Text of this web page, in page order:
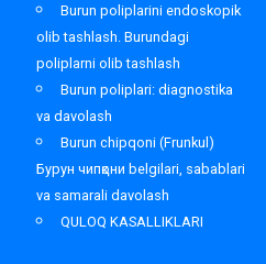
Burun poliplarini endoskopik
olib tashlash. Burundagi
poliplarni olib tashlash
Burun poliplari: diagnostika
va davolash
Burun chipqoni (Frunkul)
Бурун чипқони belgilari, sabablari
va samarali davolash
QULOQ KASALLIKLARI